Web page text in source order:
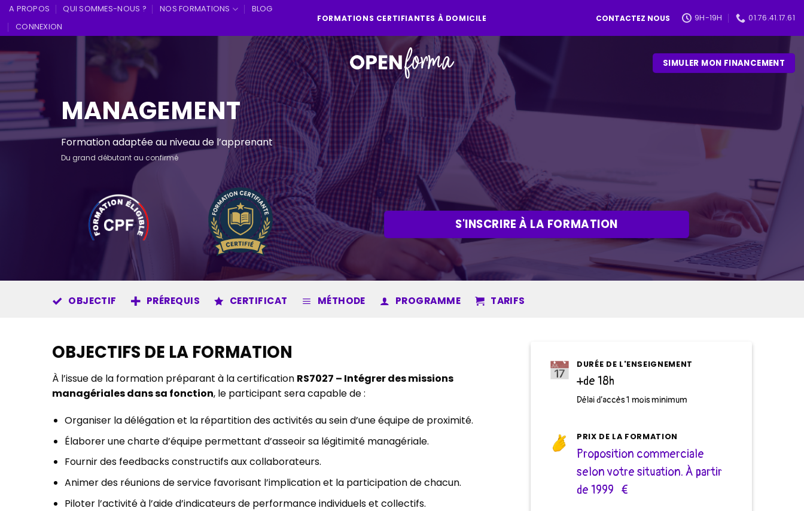
Skip
to
content
A PROPOS QUI SOMMES-NOUS ? NOS FORMATIONS
BLOG
CONNEXION
FORMATIONS CERTIFIANTES À DOMICILE CONTACTEZ NOUS 9H-19H 01.76.41.17.61
SIMULER MON FINANCEMENT
MANAGEMENT
Formation adaptée au niveau de l’apprenant
Du grand débutant au confirmé
S'INSCRIRE À LA FORMATION
OBJECTIF PRÉREQUIS CERTIFICAT MÉTHODE PROGRAMME TARIFS
OBJECTIFS DE LA FORMATION
À l’issue de la formation préparant à la certification RS7027 – Intégrer des missions
managériales dans sa fonction, le participant sera capable de :
Organiser la délégation et la répartition des activités au sein d’une équipe de proximité.
Élaborer une charte d’équipe permettant d’asseoir sa légitimité managériale.
Fournir des feedbacks constructifs aux collaborateurs.
Animer des réunions de service favorisant l’implication et la participation de chacun.
Piloter l’activité à l’aide d’indicateurs de performance individuels et collectifs.
DURÉE DE L'ENSEIGNEMENT
+de 18h
Délai d’accès 1 mois minimum
PRIX DE LA FORMATION
Proposition commerciale
selon votre situation. À partir
de 1999 €